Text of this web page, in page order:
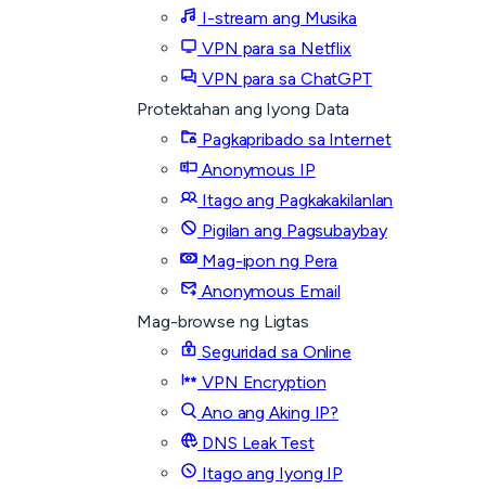
I-stream ang Musika
VPN para sa Netflix
VPN para sa ChatGPT
Protektahan ang Iyong Data
Pagkapribado sa Internet
Anonymous IP
Itago ang Pagkakakilanlan
Pigilan ang Pagsubaybay
Mag-ipon ng Pera
Anonymous Email
Mag-browse ng Ligtas
Seguridad sa Online
VPN Encryption
Ano ang Aking IP?
DNS Leak Test
Itago ang Iyong IP